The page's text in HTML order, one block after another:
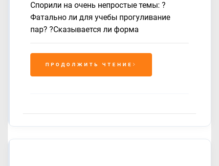
Спорили на очень непростые темы: ?
Фатально ли для учебы прогуливание
пар? ?Сказывается ли форма
ПРОДОЛЖИТЬ ЧТЕНИЕ